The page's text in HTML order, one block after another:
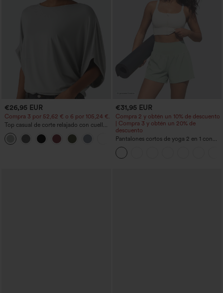
€26,95 EUR
Compra 3 por 52,62 € o 6 por 105,24 €.
Top casual de corte relajado con cuello
redondo y mangas murciélago.
+1
€31,95 EUR
Compra 2 y obtén un 10% de descuento
| Compra 3 y obtén un 20% de
descuento
Pantalones cortos de yoga 2 en 1 con
bolsillo trasero de talle muy alto y
bolsillo lateral oculto de 5&#39;&#39;
de longitud más larga